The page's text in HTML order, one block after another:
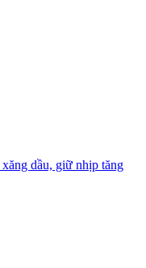
dầu, giữ nhịp tăng